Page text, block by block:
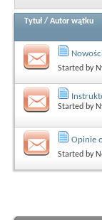
Tytuł / Autor wątku
Started by
Started by
Opinie
Started by